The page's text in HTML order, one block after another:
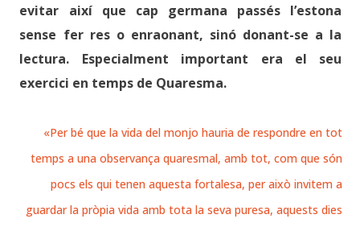
evitar així que cap germana passés l’estona
sense fer res o enraonant, sinó donant-se a la
lectura. Especialment important era el seu
exercici en temps de Quaresma.
«Per bé que la vida del monjo hauria de respondre en tot
temps a una observança quaresmal, amb tot, com que són
pocs els qui tenen aquesta fortalesa, per això invitem a
guardar la pròpia vida amb tota la seva puresa, aquests dies